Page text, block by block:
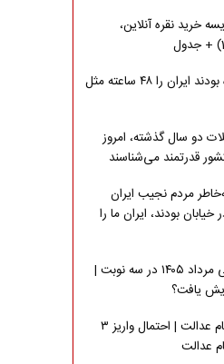
خرید نقره آنلاین،
پزشکیان: نقشه کشیده بودند ایران را ۴۸ ساعته مثل
دو سال گذشته، امروز
قدرتمند می‌شناسند
مردم نجیب ایران
بودند، ایران ما را
شارژ کالابرگ الکترونیکی مرداد ۱۴۰۵ در سه نوبت |
یافت؟
غافلگیری دارندگان سهام عدالت | احتمال واریز ۳
عدالت